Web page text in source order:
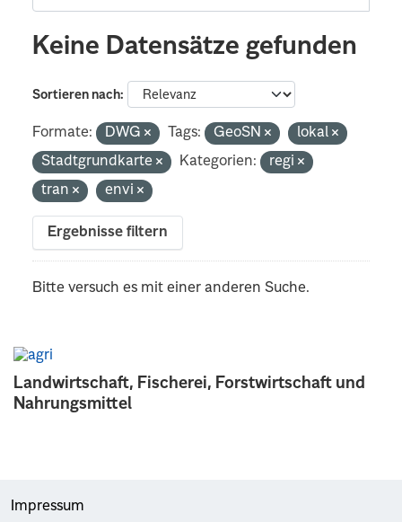
Landwirtschaft, Fischerei, Forstwirtschaft und
Nahrungsmittel
Keine Datensätze gefunden
Sortieren nach
Formate: DWG Tags: GeoSN
lokal
Stadtgrundkarte
Kategorien:
regi
tran
envi
Ergebnisse filtern
Bitte versuch es mit einer anderen Suche.
Impressum